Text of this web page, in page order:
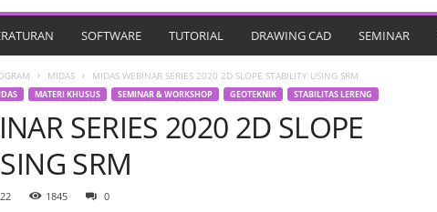
SOFTWARE TUTORIAL DRAWING CAD SEMINAR
MIDAS MIDAS WEBINAR SERIES 2020 2D SLOPE STABILITY USING SRM
MATERI KHUSUS SEMINAR & WORKSHOP GEOTEKNIK STABILITAS LERENG
SERIES 2020 2D SLOPE
SRM
1845 0